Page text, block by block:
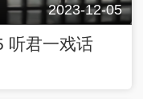
2023-12-05
听君一戏话